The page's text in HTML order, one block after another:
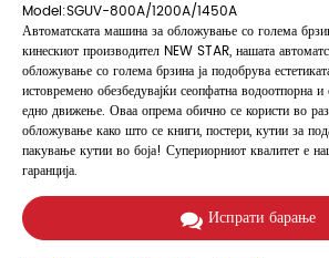
Model:SGUV-800A/1200A/1450A
Автоматската машина за обложување со голема
кинескиот производител NEW STAR, нашата
обложување со голема брзина ја подобрува
истовремено обезбедувајќи сеопфатна водоотпорна
едно движење. Оваа опрема обично се користи во
обложување како што се книги, постери, кутии за
пакување кутии во боја! Супериорниот квалитет е
гаранција.
Испрати барање